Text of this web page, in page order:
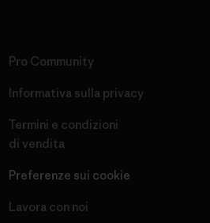
Pro Community
Informativa sulla privacy
Termini e condizioni
di vendita
Preferenze sui cookie
Lavora con noi